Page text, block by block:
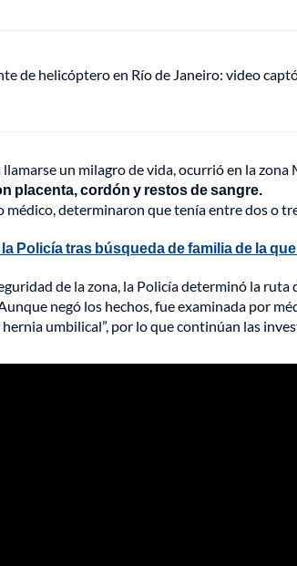
de helicóptero en Río de Janeiro: video
un milagro de vida, ocurrió en la zona
placenta, cordón y restos de sangre.
médico, determinaron que tenía entre dos o
Policía tras búsqueda de familia de la
de la zona, la Policía determinó la
negó los hechos, fue examinada por
umbilical”, por lo que continúan las